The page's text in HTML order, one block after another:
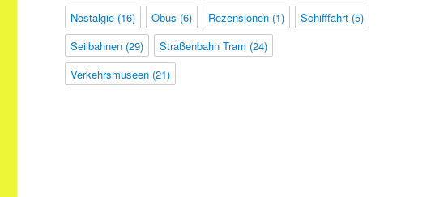
Nostalgie (16) Obus (6) Rezensionen (1) Schifffahrt (5)
Seilbahnen (29) Straßenbahn Tram (24)
Verkehrsmuseen (21)